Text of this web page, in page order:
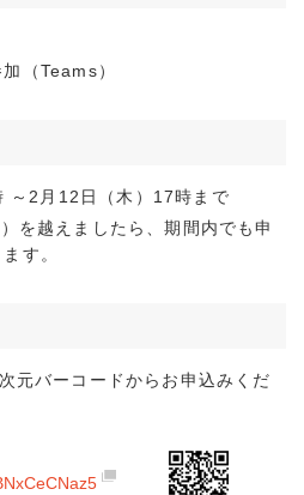
（Teams）
～2月12日（木）17時まで
を越えましたら、期間内でも申
す。
元バーコードからお申込みくだ